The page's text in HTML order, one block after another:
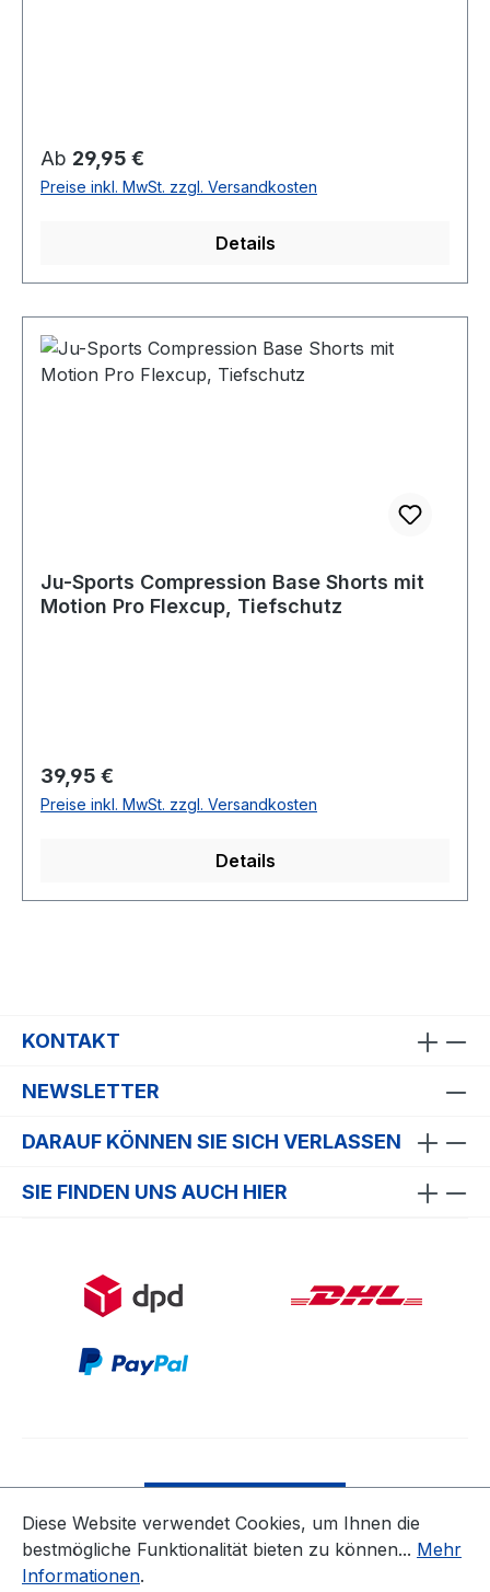
Regulärer Preis:
Ab 29,95 €
Preise inkl. MwSt. zzgl. Versandkosten
Details
Ju-Sports Compression Base Shorts mit
Motion Pro Flexcup, Tiefschutz
Regulärer Preis:
39,95 €
Preise inkl. MwSt. zzgl. Versandkosten
Details
KONTAKT
NEWSLETTER
DARAUF KÖNNEN SIE SICH VERLASSEN
SIE FINDEN UNS AUCH HIER
* Alle Preise inkl. gesetzl. Mehrwertsteuer zzgl.
Diese Website verwendet Cookies, um Ihnen die
bestmögliche Funktionalität bieten zu können... Mehr
Informationen.